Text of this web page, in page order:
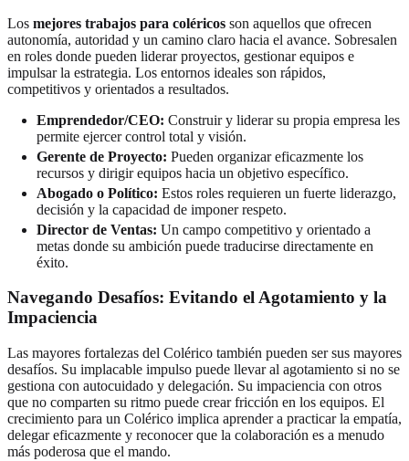
Los mejores trabajos para coléricos son aquellos que ofrecen
autonomía, autoridad y un camino claro hacia el avance. Sobresalen
en roles donde pueden liderar proyectos, gestionar equipos e
impulsar la estrategia. Los entornos ideales son rápidos,
competitivos y orientados a resultados.
Emprendedor/CEO: Construir y liderar su propia empresa les
permite ejercer control total y visión.
Gerente de Proyecto: Pueden organizar eficazmente los
recursos y dirigir equipos hacia un objetivo específico.
Abogado o Político: Estos roles requieren un fuerte liderazgo,
decisión y la capacidad de imponer respeto.
Director de Ventas: Un campo competitivo y orientado a
metas donde su ambición puede traducirse directamente en
éxito.
Navegando Desafíos: Evitando el Agotamiento y la
Impaciencia
Las mayores fortalezas del Colérico también pueden ser sus mayores
desafíos. Su implacable impulso puede llevar al agotamiento si no se
gestiona con autocuidado y delegación. Su impaciencia con otros
que no comparten su ritmo puede crear fricción en los equipos. El
crecimiento para un Colérico implica aprender a practicar la empatía,
delegar eficazmente y reconocer que la colaboración es a menudo
más poderosa que el mando.